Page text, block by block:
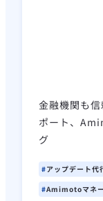
金融機関も
ポート、
グ
アップデート代
Amimotoマネ